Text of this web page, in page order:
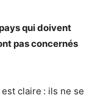
qui doivent
pas concernés
claire : ils ne se